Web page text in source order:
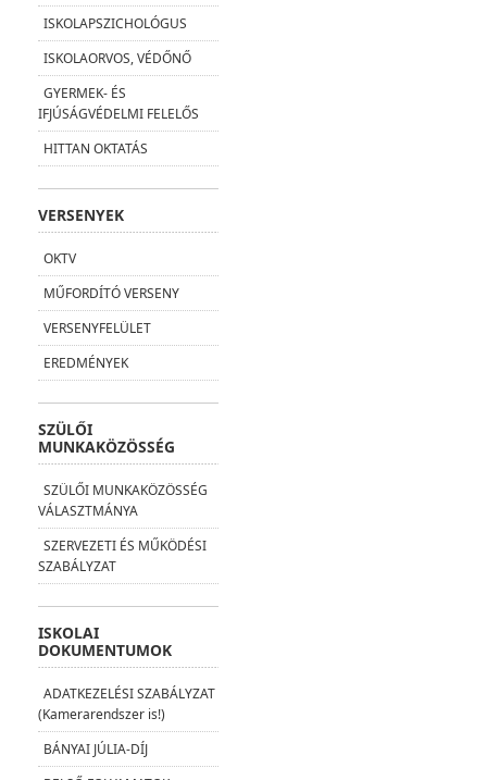
ISKOLAPSZICHOLÓGUS
ISKOLAORVOS, VÉDŐNŐ
GYERMEK- ÉS
IFJÚSÁGVÉDELMI FELELŐS
HITTAN OKTATÁS
VERSENYEK
OKTV
MŰFORDÍTÓ VERSENY
VERSENYFELÜLET
EREDMÉNYEK
SZÜLŐI
MUNKAKÖZÖSSÉG
SZÜLŐI MUNKAKÖZÖSSÉG
VÁLASZTMÁNYA
SZERVEZETI ÉS MŰKÖDÉSI
SZABÁLYZAT
ISKOLAI
DOKUMENTUMOK
ADATKEZELÉSI SZABÁLYZAT
(Kamerarendszer is!)
BÁNYAI JÚLIA-DÍJ